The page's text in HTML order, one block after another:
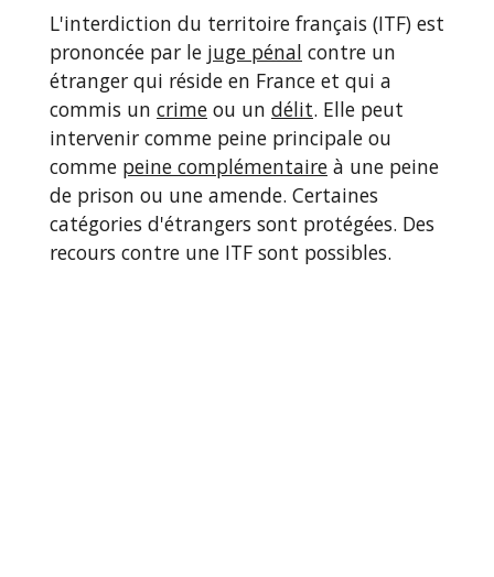
L'interdiction du territoire français (ITF) est
prononcée par le juge pénal contre un
étranger qui réside en France et qui a
commis un crime ou un délit. Elle peut
intervenir comme peine principale ou
comme peine complémentaire à une peine
de prison ou une amende. Certaines
catégories d'étrangers sont protégées. Des
recours contre une ITF sont possibles.